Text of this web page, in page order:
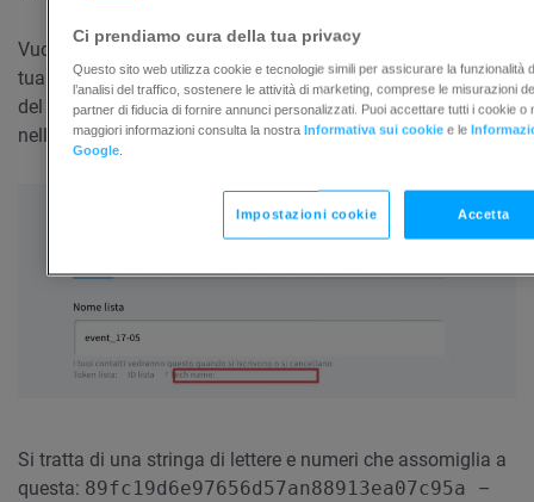
Vuoi aggiornare le informazioni dicontatto
tua lista. Per farlo, carica il file con lo stesso titolo del nome
del tecnico dell’elenco. Puoi trovare il nome del tecnico
nelle impostazioni dell’elenco proprio sotto il suo nome.
Si tratta di una stringa di lettere e numeri che assomiglia a
questa: 89fc19d6e97656d57an88913ea07c95a –
Ci prendiamo cura della tua privacy
Questo sito web utilizza cookie e tecnologie simili per assicurare la funzionalità
l’analisi del traffico, sostenere le attività di marketing, comprese le misurazioni
partner di fiducia di fornire annunci personalizzati. Puoi accettare tutti i cookie o
maggiori informazioni consulta la nostra Informativa sui cookiee le
Google.
Impostazioni cookie Accetta